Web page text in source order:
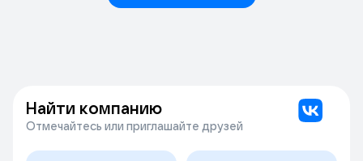
Найти компанию
Отмечайтесь или приглашайте друзей